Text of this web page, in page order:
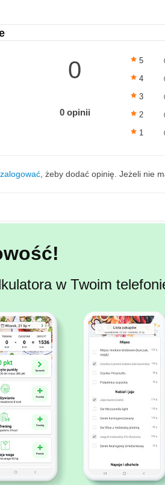
0
0 opinii
5
4
3
2
1
zalogować , żeby dodać opinię. Jeżeli nie
w Twoim